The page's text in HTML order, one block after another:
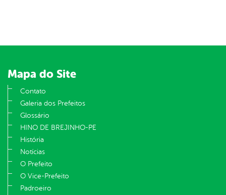
Mapa do Site
Contato
Galeria dos Prefeitos
Glossário
HINO DE BREJINHO-PE
História
Notícias
O Prefeito
O Vice-Prefeito
Padroeiro